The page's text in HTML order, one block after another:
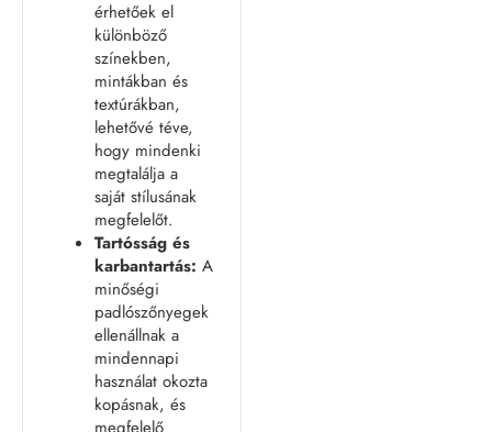
érhetőek el
különböző
színekben,
mintákban és
textúrákban,
lehetővé téve,
hogy mindenki
megtalálja a
saját stílusának
megfelelőt.
Tartósság és
karbantartás: A
minőségi
padlószőnyegek
ellenállnak a
mindennapi
használat okozta
kopásnak, és